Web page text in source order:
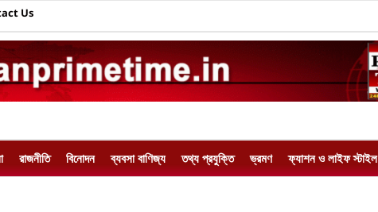
Us
রাজনীতি বিনোদন ব্যবসা বাণিজ্য তথ্য প্রযুক্তি ভ্রমণ ফ্যাশন ও লাইফ স্টাইল